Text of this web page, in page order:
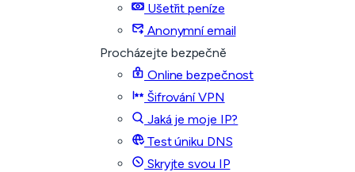
Ušetřit peníze
Anonymní email
Procházejte bezpečně
Online bezpečnost
Šifrování VPN
Jaká je moje IP?
Test úniku DNS
Skryjte svou IP